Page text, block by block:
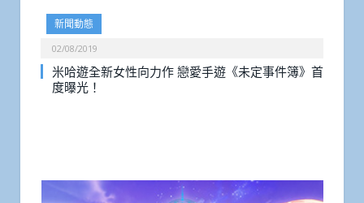
新聞動態
02/08/2019
米哈遊全新女性向力作 戀愛手遊《未定事件簿》首
度曝光！